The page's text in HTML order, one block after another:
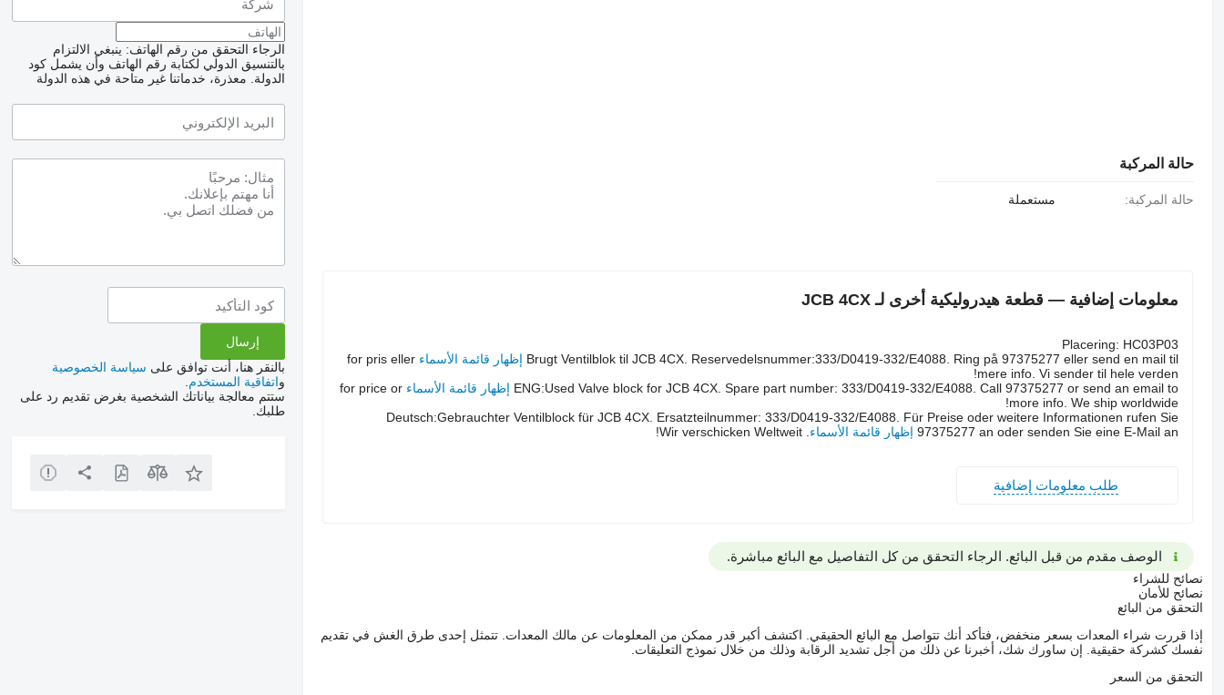
حالة المركبة
حالة المركبة: مستعملة
معلومات إضافية — قطعة هيدروليكية أخرى لـ JCB 4CX
Placering: HC03P03
Brugt Ventilblok til JCB 4CX. Reservedelsnummer:333/D0419-332/E4088. Ring på 97375277 eller send en mail til إظهار قائمة الأسماء for pris eller
mere info. Vi sender til hele verden!
ENG:Used Valve block for JCB 4CX. Spare part number: 333/D0419-332/E4088. Call 97375277 or send an email to إظهار قائمة الأسماء for price or
more info. We ship worldwide!
Deutsch:Gebrauchter Ventilblock für JCB 4CX. Ersatzteilnummer: 333/D0419-332/E4088. Für Preise oder weitere Informationen rufen Sie
97375277 an oder senden Sie eine E-Mail an إظهار قائمة الأسماء
طلب معلومات إضافية
الوصف مقدم من قبل البائع. الرجاء التحقق من كل التفاصيل مع البائع مباشرة.
نصائح للشراء
نصائح للأمان
التحقق من البائع
إذا قررت شراء المعدات بسعر منخفض، فتأكد أنك تتواصل مع البائع الحقيقي. اكتشف أكبر قدر ممكن من المعلومات عن مالك المعدات. تتمثل إحدى طرق الغش في تقديم
نفسك كشركة حقيقية. إن ساورك شك، أخبرنا عن ذلك من أجل تشديد الرقابة وذلك من خلال نموذج التعليقات.
التحقق من السعر
الرجاء التحقق من رقم الهاتف: ينبغي الالتزام
بالتنسيق الدولي لكتابة رقم الهاتف وأن يشمل كود
الدولة.
معذرة، خدماتنا غير متاحة في هذه الدولة
بالنقر هنا، أنت توافق على سياسة الخصوصية
واتفاقية المستخدم
ستتم معالجة بياناتك الشخصية بغرض تقديم رد على
طلبك.